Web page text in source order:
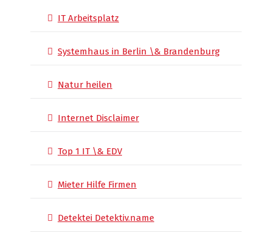
IT Arbeitsplatz
Systemhaus in Berlin \& Brandenburg
Natur heilen
Internet Disclaimer
Top 1 IT \& EDV
Mieter Hilfe Firmen
Detektei Detektiv.name